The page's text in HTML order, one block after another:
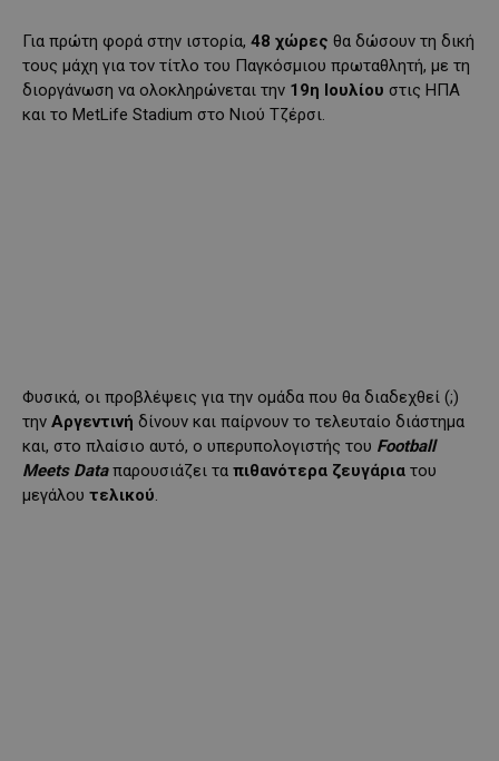
Για πρώτη φορά στην ιστορία, 48 χώρες θα δώσουν τη δική
τους μάχη για τον τίτλο του Παγκόσμιου πρωταθλητή, με τη
διοργάνωση να ολοκληρώνεται την 19η Ιουλίου στις ΗΠΑ
και το MetLife Stadium στο Νιού Τζέρσι.
Φυσικά, οι προβλέψεις για την ομάδα που θα διαδεχθεί (;)
την Αργεντινή δίνουν και παίρνουν το τελευταίο διάστημα
και, στο πλαίσιο αυτό, ο υπερυπολογιστής του Football
Meets Dataπαρουσιάζει τα πιθανότερα ζευγάρια του
μεγάλου τελικού.